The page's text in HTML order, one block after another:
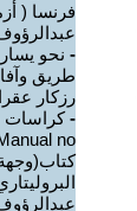
فرنسا (
- نحو
طريق
رزكار
-